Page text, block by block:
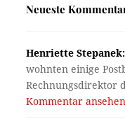
Neueste
Henriette Stepanek:
wohnten einige
Rechnungsdirektor
Kommentar